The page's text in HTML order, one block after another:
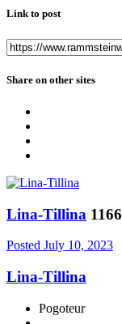
Link to post
Share on other sites
Lina-Tillina 1166
Posted July 10, 2023
Lina-Tillina
Pogoteur